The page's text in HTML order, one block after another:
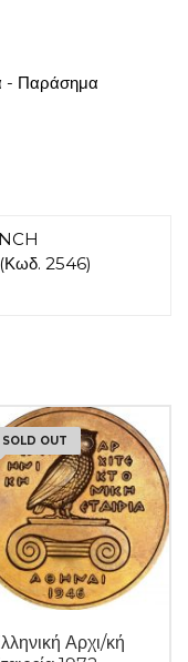
- Παράσημα
2546)
SOLD OUT
Αρχι/κή